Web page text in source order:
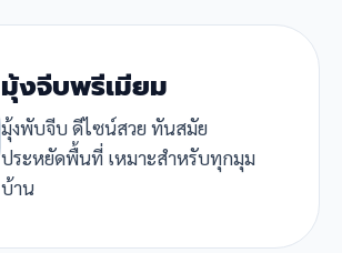
มุ้งจีบพรีเมียม
มุ้งพับจีบ ดีไซน์สวย ทันสมัย
ประหยัดพื้นที่ เหมาะสำหรับทุกมุม
บ้าน